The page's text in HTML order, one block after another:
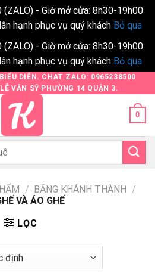
- Giờ mở cửa: 8h30-19h00
hạnh phục vụ quý khách Bỏ qua
- Giờ mở cửa: 8h30-19h00
hạnh phục vụ quý khách Bỏ qua
DIỄN. CHAT ZALO: 0965238500
VĂN SỸ PHƯỜNG 14 QUẬN 3.
0
/ BĂNG KHÁNH THÀNH /
VÀ ÁO GHẾ
LỌC